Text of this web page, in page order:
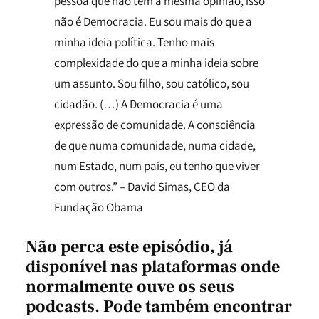
não é Democracia. Eu sou mais do que a
minha ideia política. Tenho mais
complexidade do que a minha ideia sobre
um assunto. Sou filho, sou católico, sou
cidadão. (…) A Democracia é uma
expressão de comunidade. A consciência
de que numa comunidade, numa cidade,
num Estado, num país, eu tenho que viver
com outros.” – David Simas, CEO da
Fundação Obama
Não perca este episódio, já
disponível nas plataformas onde
normalmente ouve os seus
podcasts. Pode também encontrar